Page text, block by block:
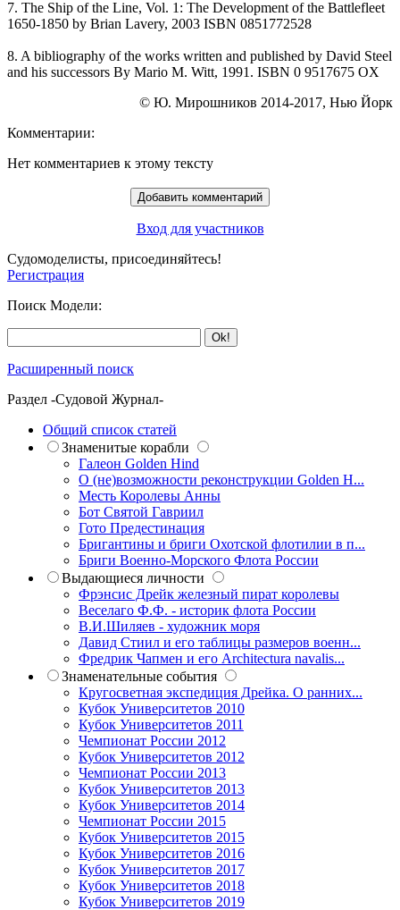
7. The Ship of the Line, Vol. 1: The Development of the Battlefleet
1650-1850 by Brian Lavery, 2003 ISBN 0851772528
8. A bibliography of the works written and published by David Steel
and his successors By Mario M. Witt, 1991. ISBN 0 9517675 OX
© Ю. Мирошников 2014-2017, Нью Йорк
Комментарии:
Нет комментариев к этому тексту
Вход для участников
Судомоделисты, присоединяйтесь!
Регистрация
Поиск Модели:
Расширенный поиск
Раздел -Судовой Журнал-
Общий список статей
Знаменитые корабли
Галеон Golden Hind
О (не)возможности реконструкции Golden H...
Месть Королевы Анны
Бот Святой Гавриил
Гото Предестинация
Бригантины и бриги Охотской флотилии в п...
Бриги Военно-Морского Флота России
Выдающиеся личности
Фрэнсис Дрейк железный пират королевы
Веселаго Ф.Ф. - историк флота России
В.И.Шиляев - художник моря
Давид Стиил и его таблицы размеров военн...
Фредрик Чапмен и его Architectura navalis...
Знаменательные события
Кругосветная экспедиция Дрейка. О ранних...
Кубок Университетов 2010
Кубок Университетов 2011
Чемпионат России 2012
Кубок Университетов 2012
Чемпионат России 2013
Кубок Университетов 2013
Кубок Университетов 2014
Чемпионат России 2015
Кубок Университетов 2015
Кубок Университетов 2016
Кубок Университетов 2017
Кубок Университетов 2018
Кубок Университетов 2019